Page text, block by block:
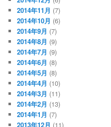
2014年11月 (7)
2014年10月 (6)
2014年9月 (7)
2014年8月 (9)
2014年7月 (9)
2014年6月 (8)
2014年5月 (8)
2014年4月 (10)
2014年3月 (11)
2014年2月 (13)
2014年1月 (7)
2013年12月 (11)